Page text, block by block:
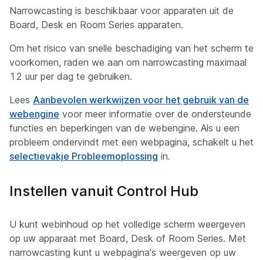
Narrowcasting is beschikbaar voor apparaten uit de
Board, Desk en Room Series apparaten.
Om het risico van snelle beschadiging van het scherm te
voorkomen, raden we aan om narrowcasting maximaal
12 uur per dag te gebruiken.
Lees Aanbevolen werkwijzen voor het gebruik van de
webengine voor meer informatie over de ondersteunde
functies en beperkingen van de webengine. Als u een
probleem ondervindt met een webpagina, schakelt u het
selectievakje Probleemoplossing in.
Instellen vanuit Control Hub
U kunt webinhoud op het volledige scherm weergeven
op uw apparaat met Board, Desk of Room Series. Met
narrowcasting kunt u webpagina's weergeven op uw